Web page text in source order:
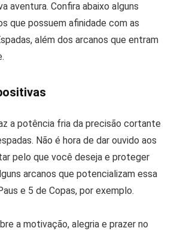
aventura. Confira abaixo alguns
que possuem afinidade com as
além dos arcanos que entram
a potência fria da precisão cortante
Não é hora de dar ouvido aos
pelo que você deseja e proteger
arcanos que potencializam essa
e 5 de Copas, por exemplo.
a motivação, alegria e prazer no